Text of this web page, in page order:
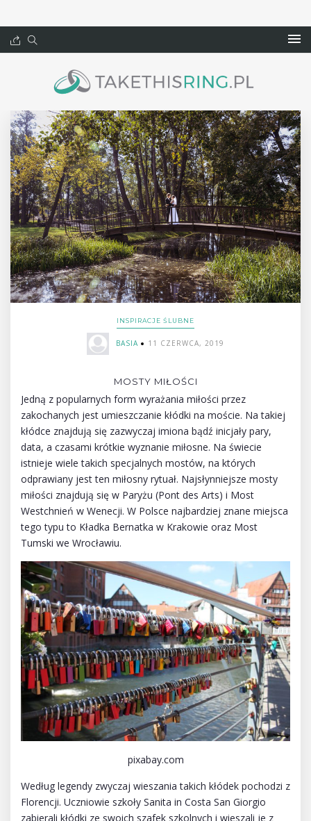
INSPIRACJE ŚLUBNE
BASIA 11 CZERWCA, 2019
MOSTY MIŁOŚCI
Jedną z popularnych form wyrażania miłości przez
zakochanych jest umieszczanie kłódki na moście. Na takiej
kłódce znajdują się zazwyczaj imiona bądź inicjały pary,
data, a czasami krótkie wyznanie miłosne. Na świecie
istnieje wiele takich specjalnych mostów, na których
odprawiany jest ten miłosny rytuał. Najsłynniejsze mosty
miłości znajdują się w Paryżu (Pont des Arts) i Most
Westchnień w Wenecji. W Polsce najbardziej znane miejsca
tego typu to Kładka Bernatka w Krakowie oraz Most
Tumski we Wrocławiu.
pixabay.com
Według legendy zwyczaj wieszania takich kłódek pochodzi z
Florencji. Uczniowie szkoły Sanita in Costa San Giorgio
zabierali kłódki ze swoich szafek szkolnych i wieszali je z